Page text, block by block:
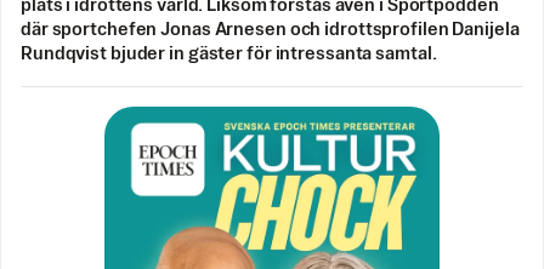
plats i idrottens värld. Liksom förstås även i Sportpodden
där sportchefen Jonas Arnesen och idrottsprofilen Danijela
Rundqvist bjuder in gäster för intressanta samtal.